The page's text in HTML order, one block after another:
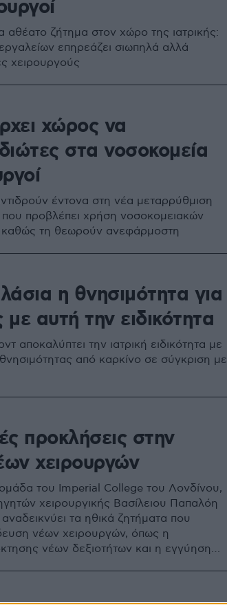
αθέατο ζήτημα στον χώρο της ιατρικής:
επηρεάζει σιωπηλά αλλά
χειρουργούς
χώρος να
στα νοσοκομεία
έντονα στη νέα μεταρρύθμιση
προβλέπει χρήση νοσοκομειακών
καθώς τη θεωρούν ανεφάρμοστη
η θνησιμότητα για
αυτή την ειδικότητα
αποκαλύπτει την ιατρική ειδικότητα με
από καρκίνο σε σύγκριση με
προκλήσεις στην
χειρουργών
του Imperial College του Λονδίνου,
χειρουργικής Βασίλειου Παπαλόη
τα ηθικά ζητήματα που
νέων χειρουργών, όπως η
νέων δεξιοτήτων και η εγγύηση